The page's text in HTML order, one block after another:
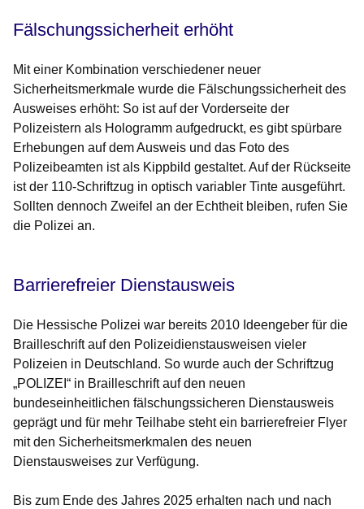
Fälschungssicherheit erhöht
Mit einer Kombination verschiedener neuer
Sicherheitsmerkmale wurde die Fälschungssicherheit des
Ausweises erhöht: So ist auf der Vorderseite der
Polizeistern als Hologramm aufgedruckt, es gibt spürbare
Erhebungen auf dem Ausweis und das Foto des
Polizeibeamten ist als Kippbild gestaltet. Auf der Rückseite
ist der 110-Schriftzug in optisch variabler Tinte ausgeführt.
Sollten dennoch Zweifel an der Echtheit bleiben, rufen Sie
die Polizei an.
Barrierefreier Dienstausweis
Die Hessische Polizei war bereits 2010 Ideengeber für die
Brailleschrift auf den Polizeidienstausweisen vieler
Polizeien in Deutschland. So wurde auch der Schriftzug
„POLIZEI“ in Brailleschrift auf den neuen
bundeseinheitlichen fälschungssicheren Dienstausweis
geprägt und für mehr Teilhabe steht ein barrierefreier Flyer
mit den Sicherheitsmerkmalen des neuen
Dienstausweises zur Verfügung.
Bis zum Ende des Jahres 2025 erhalten nach und nach